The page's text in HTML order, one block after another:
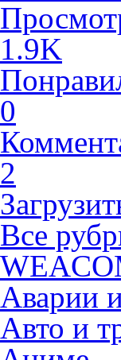
1.9K
0
2
Все
Аварии
Авто и